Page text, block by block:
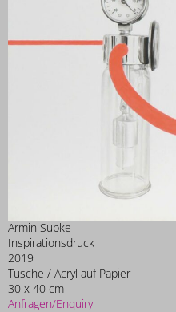
Armin Subke
Inspirationsdruck
2019
Tusche / Acryl auf Papier
30 x 40 cm
Anfragen/Enquiry